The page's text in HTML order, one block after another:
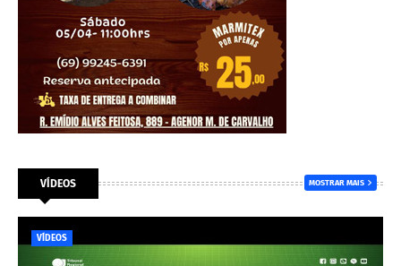
VÍDEOS MOSTRAR MAIS
VÍDEOS